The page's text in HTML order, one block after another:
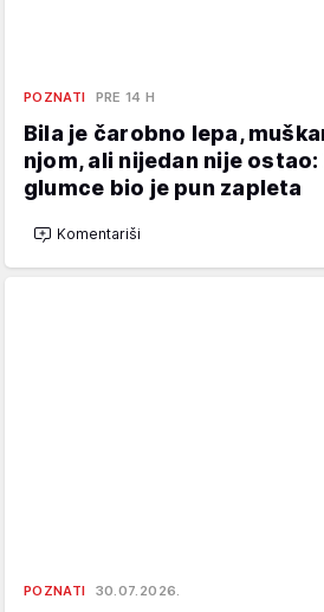
POZNATI PRE 14 H
Bila je čarobno lepa,
njom, ali nijedan nije
glumce bio je pun zapleta
Komentariši
POZNATI 30.07.2026.